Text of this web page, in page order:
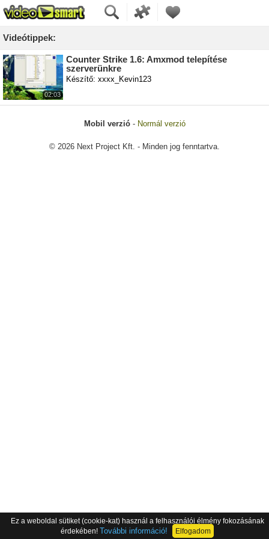
Videótippek:
02:03
Counter Strike 1.6: Amxmod telepítése
szerverünkre
Készítő: xxxx_Kevin123
Mobil verzió- Normál verzió
© 2026 Next Project Kft. - Minden jog fenntartva.
Ez a weboldal sütiket (cookie-kat) használ a felhasználói élmény fokozásának
érdekében! További információ! Elfogadom